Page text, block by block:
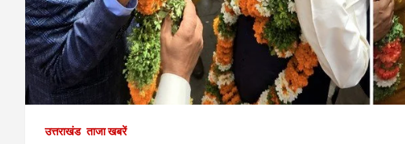
उत्तराखंड ताजा खबरें